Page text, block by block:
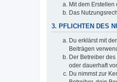
Mit dem
Das
3. PFLICHTEN DES
Du erklärst mit
Beiträgen
Der Betreiber
oder dauerhaft
Du nimmst zur